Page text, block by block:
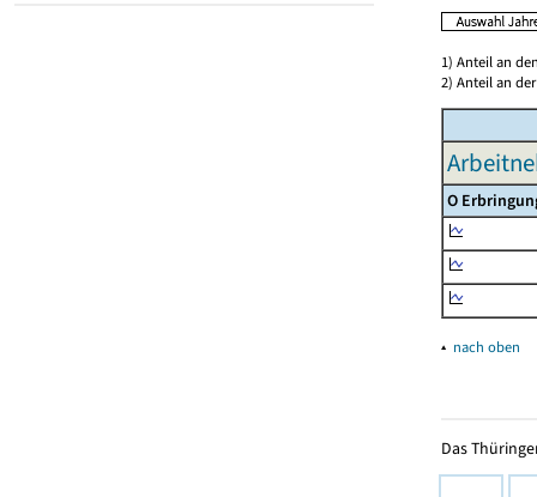
1) Anteil an
2) Anteil an
O
▴ nach oben
Das